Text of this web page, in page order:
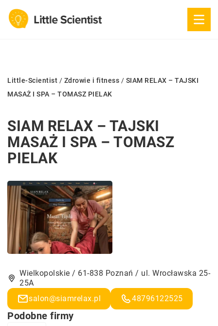
Little-Scientist / Zdrowie i fitness / SIAM RELAX – TAJSKI
MASAŻ I SPA – TOMASZ PIELAK
SIAM RELAX – TAJSKI
MASAŻ I SPA – TOMASZ
PIELAK
Wielkopolskie / 61-838 Poznań / ul. Wrocławska 25-
25A
salon@siamrelax.pl
48796122525
Podobne firmy